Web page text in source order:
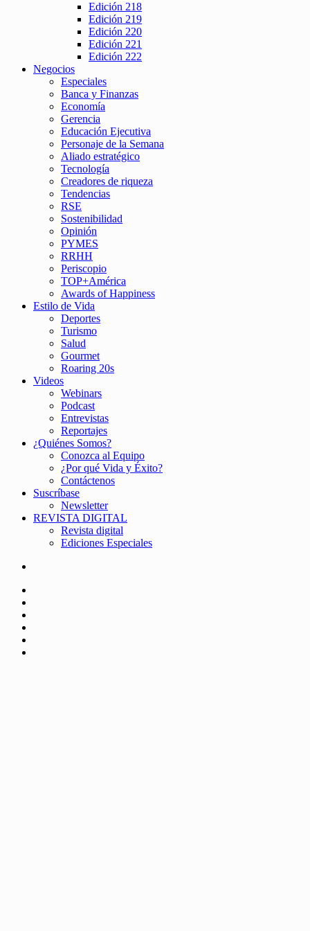
Edición 218
Edición 219
Edición 220
Edición 221
Edición 222
Negocios
Especiales
Banca y Finanzas
Economía
Gerencia
Educación Ejecutiva
Personaje de la Semana
Aliado estratégico
Tecnología
Creadores de riqueza
Tendencias
RSE
Sostenibilidad
Opinión
PYMES
RRHH
Periscopio
TOP+América
Awards of Happiness
Estilo de Vida
Deportes
Turismo
Salud
Gourmet
Roaring 20s
Videos
Webinars
Podcast
Entrevistas
Reportajes
¿Quiénes Somos?
Conozca al Equipo
¿Por qué Vida y Éxito?
Contáctenos
Suscríbase
Newsletter
REVISTA DIGITAL
Revista digital
Ediciones Especiales